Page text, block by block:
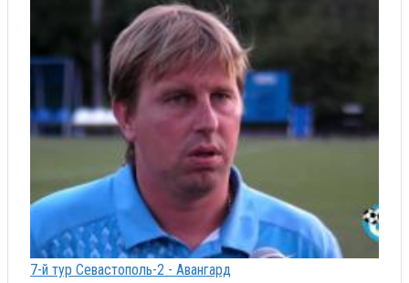
7-й тур Севастополь-2 - Авангард